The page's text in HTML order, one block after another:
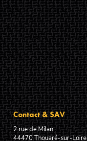
Contact & SAV
2 rue de Milan
44470Thouaré-sur-Loire